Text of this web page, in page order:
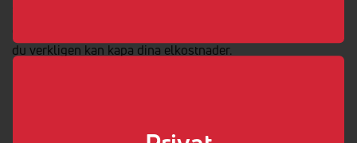
du verkligen kan kapa dina elkostnader.